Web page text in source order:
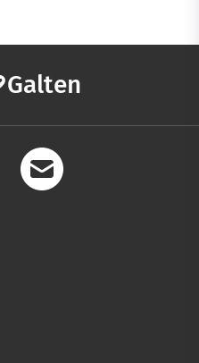
Galten